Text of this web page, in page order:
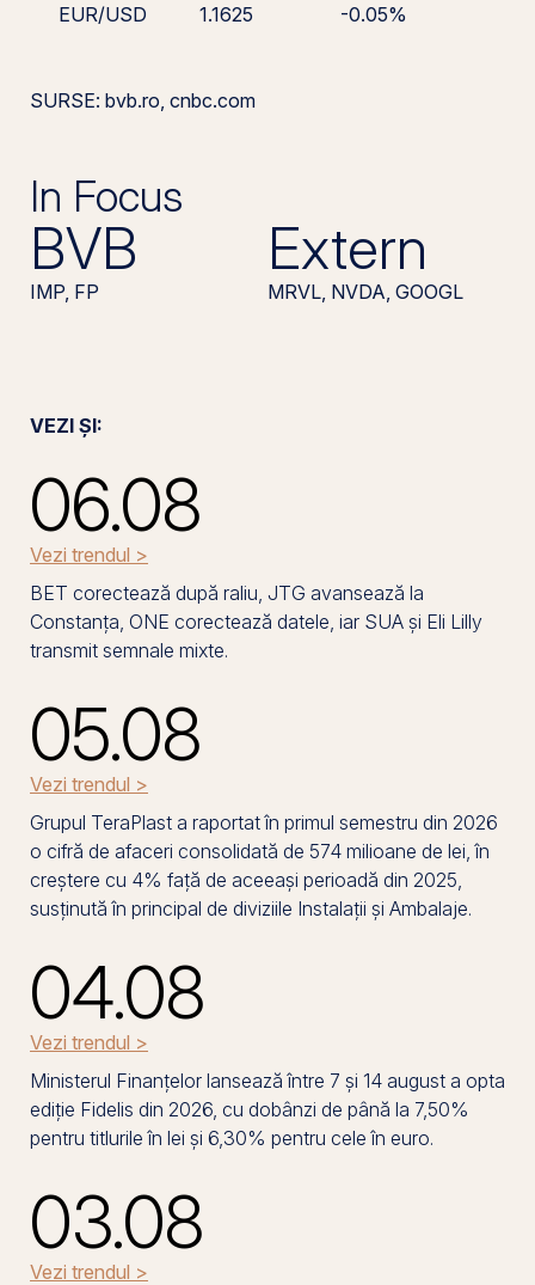
EUR/USD 1.1625 -0.05%
SURSE: bvb.ro, cnbc.com
In Focus
BVB
IMP, FP
Extern
MRVL, NVDA, GOOGL
VEZI ȘI:
06.08
Vezi trendul >
BET corectează după raliu, JTG avansează la
Constanța, ONE corectează datele, iar SUA și Eli Lilly
transmit semnale mixte.
05.08
Vezi trendul >
Grupul TeraPlast a raportat în primul semestru din 2026
o cifră de afaceri consolidată de 574 milioane de lei, în
creștere cu 4% față de aceeași perioadă din 2025,
susținută în principal de diviziile Instalații și Ambalaje.
04.08
Vezi trendul >
Ministerul Finanțelor lansează între 7 și 14 august a opta
ediție Fidelis din 2026, cu dobânzi de până la 7,50%
pentru titlurile în lei și 6,30% pentru cele în euro.
03.08
Vezi trendul >